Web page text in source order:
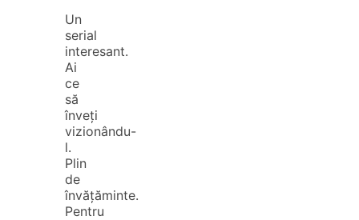
Un
serial
interesant.
Ai
ce
să
înveți
vizionându-
l.
Plin
de
învățăminte.
Pentru